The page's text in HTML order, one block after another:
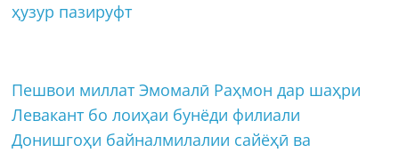
ҳузур пазируфт
Пешвои миллат Эмомалӣ Раҳмон дар шаҳри
Левакант бо лоиҳаи бунёди филиали
Донишгоҳи байналмилалии сайёҳӣ ва